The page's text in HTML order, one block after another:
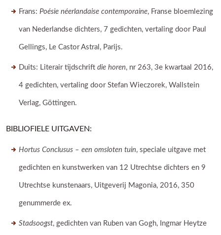
Frans:Poésie néerlandaise contemporaine, Franse bloemlezing
van Nederlandse dichters, 7 gedichten, vertaling door Paul
Gellings, Le Castor Astral, Parijs.
Duits: Literair tijdschriftdie horen, nr 263, 3e kwartaal 2016,
4 gedichten, vertaling door Stefan Wieczorek, Wallstein
Verlag, Göttingen.
BIBLIOFIELE UITGAVEN:
Hortus Conclusus – een omsloten tuin, speciale uitgave met
gedichten en kunstwerken van 12 Utrechtse dichters en 9
Utrechtse kunstenaars, Uitgeverij Magonia, 2016, 350
genummerde ex.
Stadsoogst, gedichten van Ruben van Gogh, Ingmar Heytze